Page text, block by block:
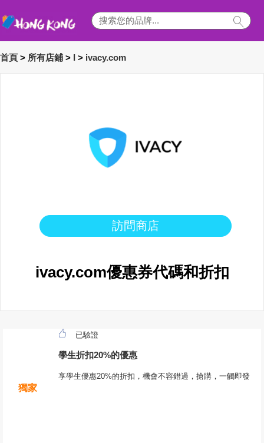
首頁 > 所有店鋪 > I > ivacy.com
訪問商店
ivacy.com優惠券代碼和折扣
獨家
已驗證
學生折扣20%的優惠
享學生優惠20%的折扣，機會不容錯過，搶購，一觸即發